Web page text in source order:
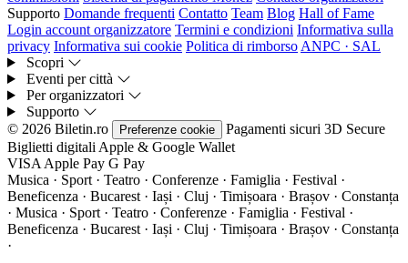
Supporto Domande frequenti Contatto Team Blog Hall of Fame
Login account organizzatore Termini e condizioni Informativa sulla
privacy Informativa sui cookie Politica di rimborso ANPC · SAL
Scopri
Eventi per città
Per organizzatori
Supporto
© 2026 Biletin.ro
Preferenze cookie Pagamenti sicuri 3D Secure
Biglietti digitali Apple & Google Wallet
VISA Apple Pay G Pay
Musica · Sport · Teatro · Conferenze · Famiglia · Festival ·
Beneficenza · Bucarest · Iași · Cluj · Timișoara · Brașov · Constanța
· Musica · Sport · Teatro · Conferenze · Famiglia · Festival ·
Beneficenza · Bucarest · Iași · Cluj · Timișoara · Brașov · Constanța
·